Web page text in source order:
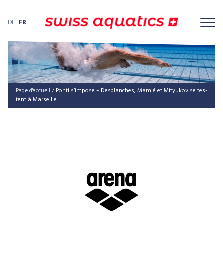
DE FR
Page d'accueil / Pon­ti s’im­po­se – Des­plan­ches, Mamié et Mity­u­kov se tes­
tent à Marseille